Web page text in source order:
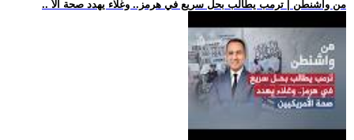
.. من واشنطن | ترمب يطالب بحل سريع في هرمز.. وغلاء يهدد صحة الأ